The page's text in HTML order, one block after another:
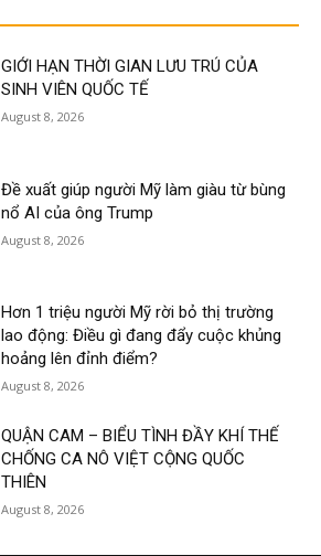
GIỚI HẠN THỜI GIAN LƯU TRÚ CỦA
SINH VIÊN QUỐC TẾ
August 8, 2026
Đề xuất giúp người Mỹ làm giàu từ bùng
nổ AI của ông Trump
August 8, 2026
Hơn 1 triệu người Mỹ rời bỏ thị trường
lao động: Điều gì đang đẩy cuộc khủng
hoảng lên đỉnh điểm?
August 8, 2026
QUẬN CAM – BIỂU TÌNH ĐẦY KHÍ THẾ
CHỐNG CA NÔ VIỆT CỘNG QUỐC
THIÊN
August 8, 2026